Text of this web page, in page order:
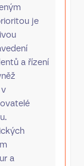
je
a řízení
a